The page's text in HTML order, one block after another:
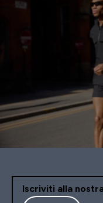
Iscriviti alla